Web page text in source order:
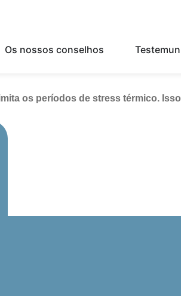
Os nossos conselhos
os períodos de stress térmico.